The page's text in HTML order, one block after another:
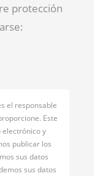
protección
el responsable
Este
y
publicar los
sus datos
sus datos